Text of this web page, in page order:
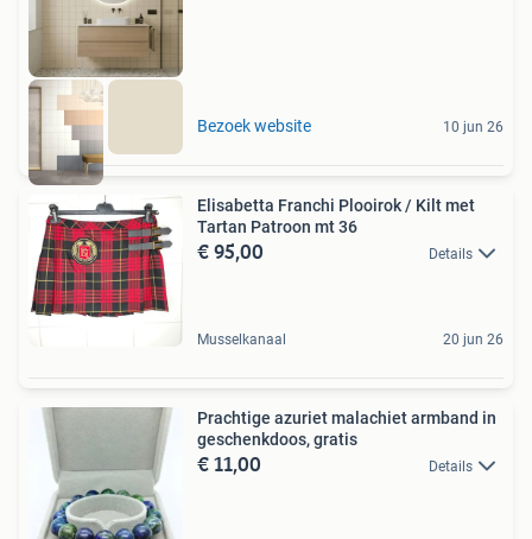
Bezoek website 10 jun 26
Elisabetta Franchi Plooirok / Kilt met
Tartan Patroon mt 36
€ 95,00 Details
Musselkanaal 20 jun 26
Prachtige azuriet malachiet armband in
geschenkdoos, gratis
€ 11,00 Details